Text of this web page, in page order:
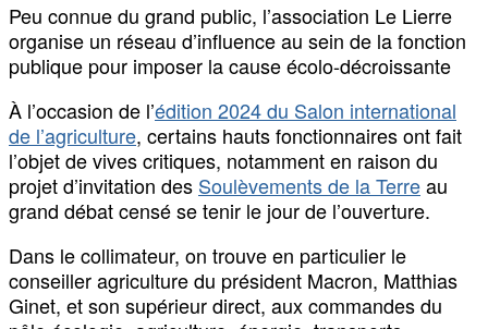
Peu connue du grand public, l’association Le Lierre
organise un réseau d’influence au sein de la fonction
publique pour imposer la cause écolo-décroissante
À l’occasion de l’édition 2024 du Salon international
de l’agriculture, certains hauts fonctionnaires ont fait
l’objet de vives critiques, notamment en raison du
projet d’invitation des Soulèvements de la Terreau
grand débat censé se tenir le jour de l’ouverture.
Dans le collimateur, on trouve en particulier le
conseiller agriculture du président Macron, Matthias
Ginet, et son supérieur direct, aux commandes du